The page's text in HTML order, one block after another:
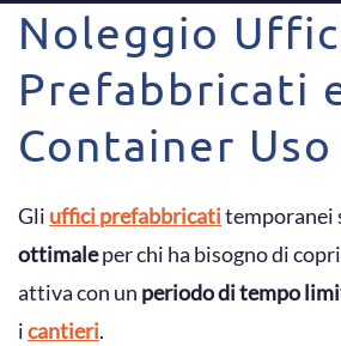
Noleggio
Prefabbricati
Container
Gli uffici prefabbricatitemporanei
ottimaleper chi ha bisogno di
attiva con un periodo di tempo
icantieri.